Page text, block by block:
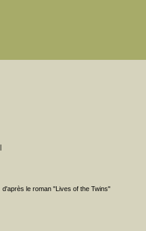
|
d'après le roman "Lives of the Twins"